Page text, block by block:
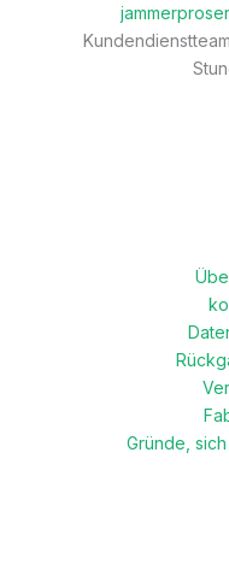
Gründe,